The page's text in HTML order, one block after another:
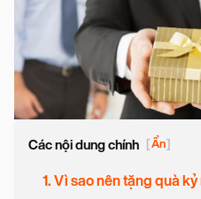
Các nội dung chính [Ẩn]
1. Vì sao nên tặng quà